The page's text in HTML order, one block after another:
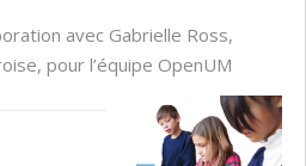
avec Gabrielle Ross,
pour l’équipe OpenUM